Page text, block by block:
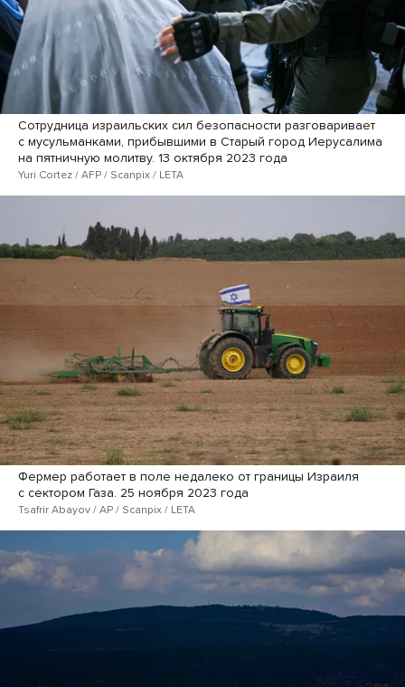
Сотрудница израильских сил безопасности разговаривает
с мусульманками, прибывшими в Старый город Иерусалима
на пятничную молитву. 13 октября 2023 года
Yuri Cortez / AFP / Scanpix / LETA
Фермер работает в поле недалеко от границы Израиля
с сектором Газа. 25 ноября 2023 года
Tsafrir Abayov / AP / Scanpix / LETA